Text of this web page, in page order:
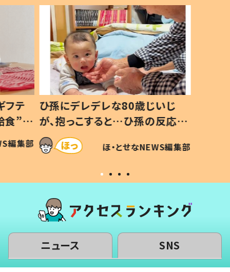
じ
応に
仕方な
編集部
生後8ヶ月で亡くなった息子 約
3年半後、当時の妻の日記に書い
てあった本音とは
ほ・とせなNEWS編集部
ニュース SNS